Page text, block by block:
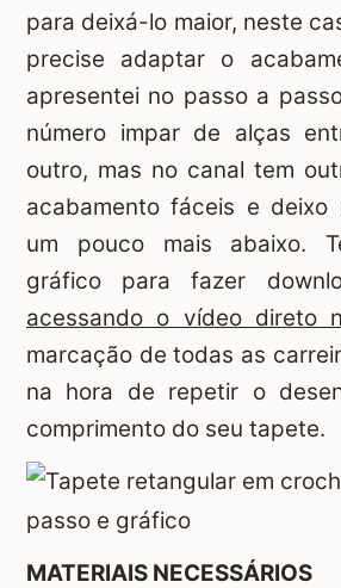
para deixá-lo maior, neste
precise adaptar o
apresentei no passo a
número impar de alças
outro, mas no canal tem
acabamento fáceis e deixo
um pouco mais abaixo.
gráfico para fazer
acessando o vídeo direto
marcação de todas as
na hora de repetir o
comprimento do seu tapete.
MATERIAIS NECESSÁRIOS